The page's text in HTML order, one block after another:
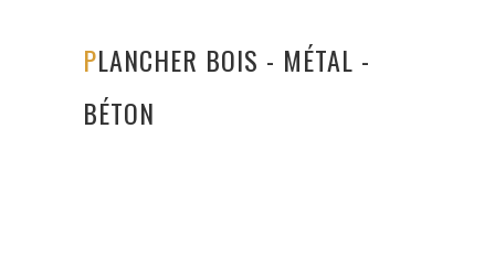
PLANCHER BOIS - MÉTAL -
BÉTON